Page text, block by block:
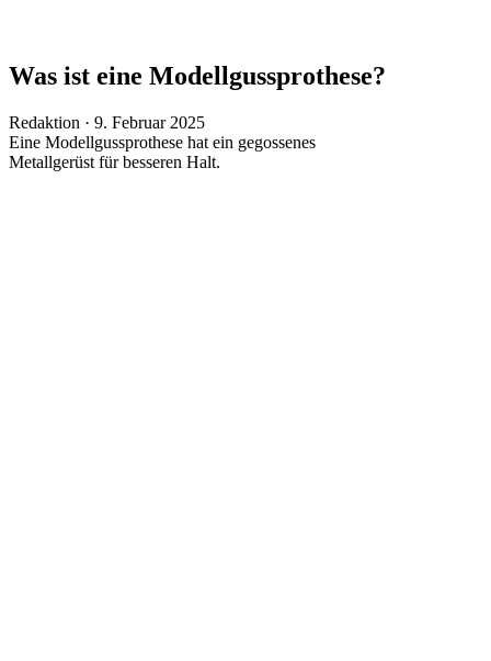
Was ist eine Modellgussprothese?
Redaktion · Veröffentlicht
am
9. Februar 2025
Eine Modellgussprothese hat ein gegossenes
Metallgerüst für besseren Halt.